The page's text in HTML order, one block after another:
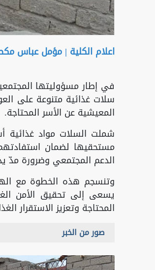
اعلام الكلية | مؤمل عباس
في إطار مسؤوليتها
سلات غذائية متنوعة على
المعيشية عن الأسر المحتاجة.
شملت السلات مواد غذائية
مستحقيها لضمان
الدعم المجتمعي وضرورة مدّ يد
وتنسجم هذه الخطوة مع
يسعى إلى تحقيق الأمن
المحتاجة وتعزيز الاستقرار
صور من الخبر